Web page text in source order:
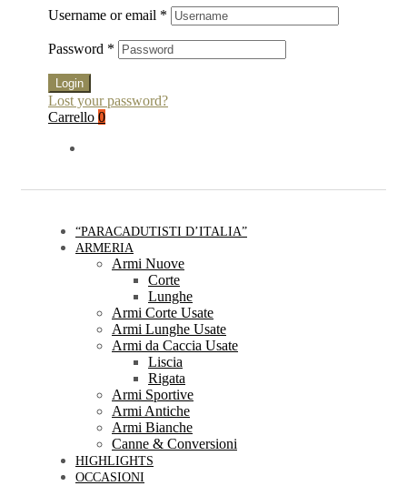
Username or email *
Password *
Login
Lost your password?
Carrello 0
“PARACADUTISTI D’ITALIA”
ARMERIA
Armi Nuove
Corte
Lunghe
Armi Corte Usate
Armi Lunghe Usate
Armi da Caccia Usate
Liscia
Rigata
Armi Sportive
Armi Antiche
Armi Bianche
Canne & Conversioni
HIGHLIGHTS
OCCASIONI